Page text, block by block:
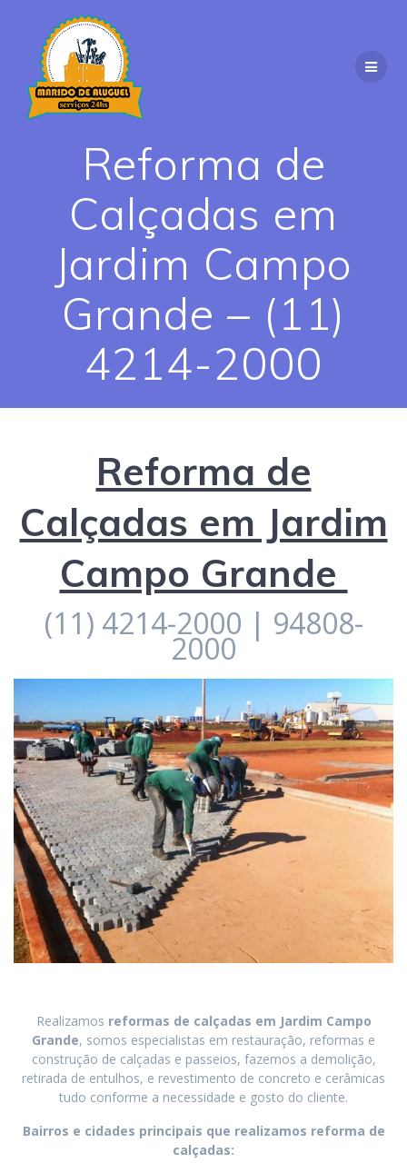
Reforma de
Calçadas em
Jardim Campo
Grande – (11)
4214-2000
Reforma de
Calçadas em Jardim
Campo Grande
(11) 4214-2000 | 94808-
2000
Realizamos reformas de calçadas em Jardim Campo
Grande, somos especialistas em restauração, reformas e
construção de calçadas e passeios, fazemos a demolição,
retirada de entulhos, e revestimento de concreto e cerâmicas
tudo conforme a necessidade e gosto do cliente.
Bairros e cidades principais que realizamos reforma de
calçadas: